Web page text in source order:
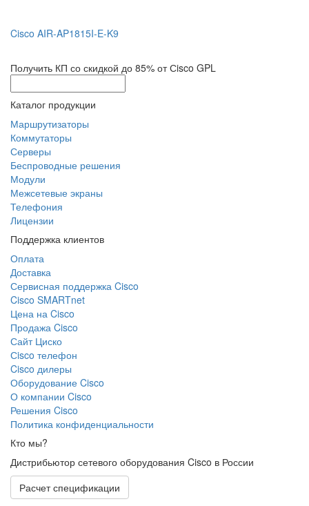
Cisco AIR-AP1815I-E-K9
Получить КП со скидкой до 85% от Сisco GPL
Каталог продукции
Маршрутизаторы
Коммутаторы
Серверы
Беспроводные решения
Модули
Межсетевые экраны
Телефония
Лицензии
Поддержка клиентов
Оплата
Доставка
Сервисная поддержка Cisco
Cisco SMARTnet
Цена на Cisco
Продажа Cisco
Сайт Циско
Сisco телефон
Cisco дилеры
Оборудование Cisco
О компании Cisco
Решения Cisco
Политика конфиденциальности
Кто мы?
Дистрибьютор сетевого оборудования Cisco в России
Расчет спецификации